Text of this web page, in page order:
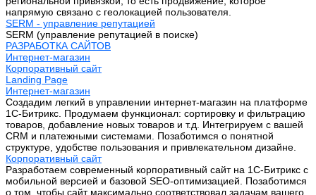
напрямую связано с геолокацией пользователя.
SERM - управление репутацией
SERM (управление репутацией в поиске)
РАЗРАБОТКА САЙТОВ
Интернет-магазин
Корпоративный сайт
Landing Page
Интернет-магазин
Создадим легкий в управлении интернет-магазин на платформе
1С-Битрикс. Продумаем функционал: сортировку и фильтрацию
товаров, добавление новых товаров и т.д. Интегрируем с вашей
CRM и платежными системами. Позаботимся о понятной
структуре, удобстве пользования и привлекательном дизайне.
Корпоративный сайт
Разработаем современный корпоративный сайт на 1С-Битрикс с
мобильной версией и базовой SEO-оптимизацией. Позаботимся
о том, чтобы сайт максимально соответствовал задачам вашего